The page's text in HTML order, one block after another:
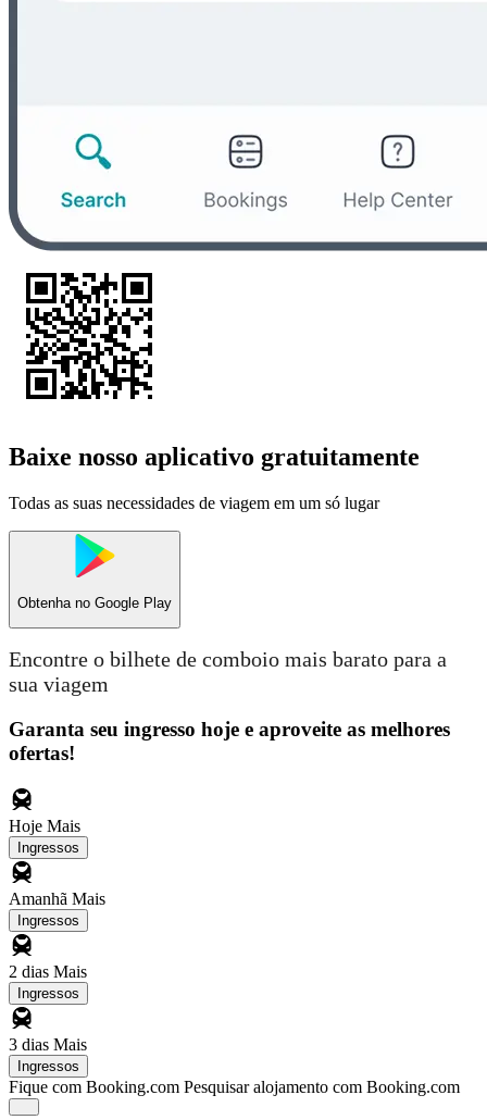
Baixe nosso aplicativo gratuitamente
Todas as suas necessidades de viagem em um só lugar
Obtenha no Google Play
Encontre o bilhete de comboio mais barato para a
sua viagem
Garanta seu ingresso hoje e aproveite as melhores
ofertas!
Hoje Mais
Ingressos
Amanhã Mais
Ingressos
2 dias Mais
Ingressos
3 dias Mais
Ingressos
Fique com Booking.com Pesquisar alojamento com Booking.com